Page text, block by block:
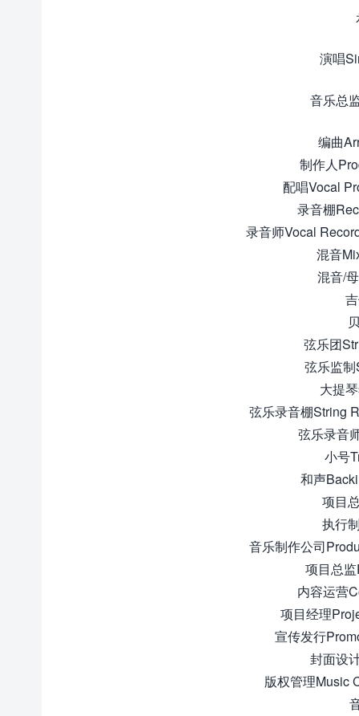
演唱
音乐总
编曲
制作人
配唱Vocal
录音棚
录音师Vocal
混音
混音/
弦乐团
弦乐监
大提
弦乐录音棚String
弦乐录音
小号
和声
项目
执行
音乐制作公司
项目总
内容运营
项目经理
宣传发行
封面设
版权管理Music